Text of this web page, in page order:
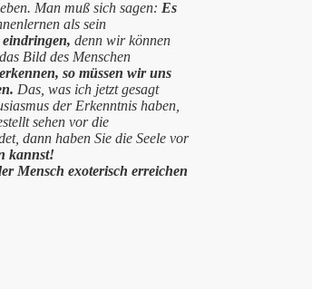
Man muß sich sagen: Es
als sein
denn wir können
Bild des Menschen
so müssen wir uns
Das, was ich jetzt gesagt
der Erkenntnis haben,
sehen vor die
dann haben Sie die Seele vor
kannst!
Mensch exoterisch erreichen